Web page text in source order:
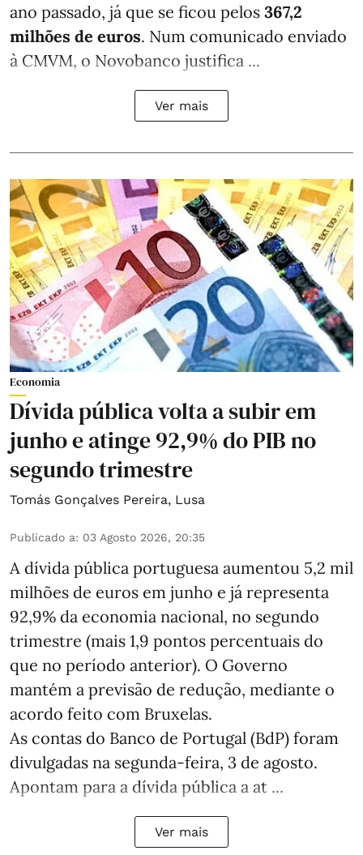
ano passado, já que se ficou pelos 367,2
milhões de euros. Num comunicado enviado
à CMVM, o Novobanco justifica ...
Ver mais
Economia
Dívida pública volta a subir em
junho e atinge 92,9% do PIB no
segundo trimestre
Tomás Gonçalves Pereira, Lusa
Publicado a: 03 Agosto 2026, 20:35
A dívida pública portuguesa aumentou 5,2 mil
milhões de euros em junho e já representa
92,9% da economia nacional, no segundo
trimestre (mais 1,9 pontos percentuais do
que no período anterior). O Governo
mantém a previsão de redução, mediante o
acordo feito com Bruxelas.
As contas do Banco de Portugal (BdP) foram
divulgadas na segunda-feira, 3 de agosto.
Apontam para a dívida pública a at ...
Ver mais